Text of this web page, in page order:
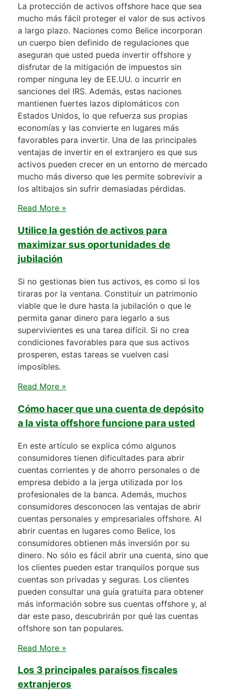
La protección de activos offshore hace que sea
mucho más fácil proteger el valor de sus activos
a largo plazo. Naciones como Belice incorporan
un cuerpo bien definido de regulaciones que
aseguran que usted pueda invertir offshore y
disfrutar de la mitigación de impuestos sin
romper ninguna ley de EE.UU. o incurrir en
sanciones del IRS. Además, estas naciones
mantienen fuertes lazos diplomáticos con
Estados Unidos, lo que refuerza sus propias
economías y las convierte en lugares más
favorables para invertir. Una de las principales
ventajas de invertir en el extranjero es que sus
activos pueden crecer en un entorno de mercado
mucho más diverso que les permite sobrevivir a
los altibajos sin sufrir demasiadas pérdidas.
Read More »
Utilice la gestión de activos para
maximizar sus oportunidades de
jubilación
Si no gestionas bien tus activos, es como si los
tiraras por la ventana. Constituir un patrimonio
viable que le dure hasta la jubilación o que le
permita ganar dinero para legarlo a sus
supervivientes es una tarea difícil. Si no crea
condiciones favorables para que sus activos
prosperen, estas tareas se vuelven casi
imposibles.
Read More »
Cómo hacer que una cuenta de depósito
a la vista offshore funcione para usted
En este artículo se explica cómo algunos
consumidores tienen dificultades para abrir
cuentas corrientes y de ahorro personales o de
empresa debido a la jerga utilizada por los
profesionales de la banca. Además, muchos
consumidores desconocen las ventajas de abrir
cuentas personales y empresariales offshore. Al
abrir cuentas en lugares como Belice, los
consumidores obtienen más inversión por su
dinero. No sólo es fácil abrir una cuenta, sino que
los clientes pueden estar tranquilos porque sus
cuentas son privadas y seguras. Los clientes
pueden consultar una guía gratuita para obtener
más información sobre sus cuentas offshore y, al
dar este paso, descubrirán por qué las cuentas
offshore son tan populares.
Read More »
Los 3 principales paraísos fiscales
extranjeros